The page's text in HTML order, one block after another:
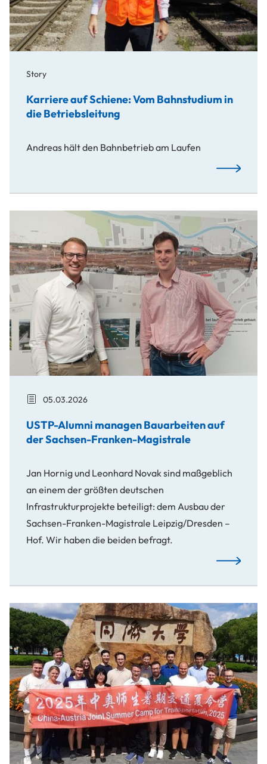
Story
Karriere auf Schiene: Vom Bahnstudium in
die Betriebsleitung
Andreas hält den Bahnbetrieb am Laufen
Karriere
USTP-Alumni managen Bauarbeiten auf der Sachsen-
05.03.2026
USTP-Alumni managen Bauarbeiten auf
der Sachsen-Franken-Magistrale
Jan Hornig und Leonhard Novak sind maßgeblich
an einem der größten deutschen
Infrastrukturprojekte beteiligt: dem Ausbau der
Sachsen-Franken-Magistrale Leipzig/Dresden –
Hof. Wir haben die beiden befragt.
USTP-
Bahntechnologie Summer School in Shanghai